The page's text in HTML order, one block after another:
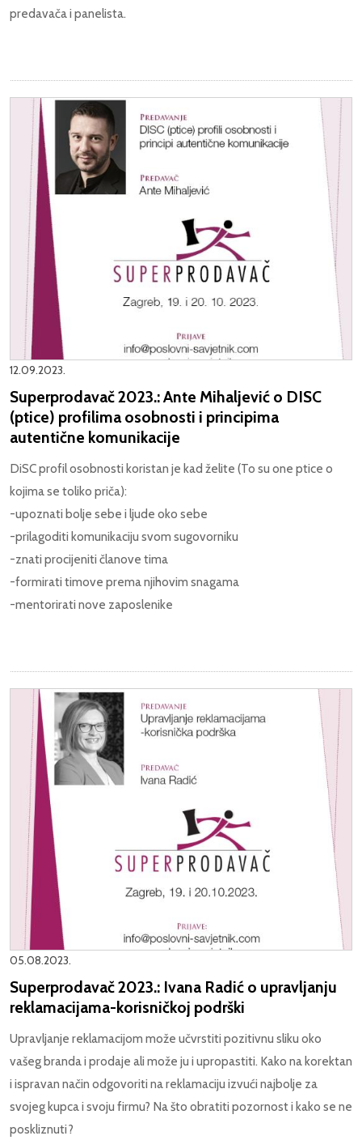
predavača i panelista.
12.09.2023.
Superprodavač 2023.: Ante Mihaljević o DISC
(ptice) profilima osobnosti i principima
autentične komunikacije
DiSC profil osobnosti koristan je kad želite (To su one ptice o
kojima se toliko priča):
-upoznati bolje sebe i ljude oko sebe
-prilagoditi komunikaciju svom sugovorniku
-znati procijeniti članove tima
-formirati timove prema njihovim snagama
-mentorirati nove zaposlenike
05.08.2023.
Superprodavač 2023.: Ivana Radić o upravljanju
reklamacijama-korisničkoj podrški
Upravljanje reklamacijom može učvrstiti pozitivnu sliku oko
vašeg branda i prodaje ali može ju i upropastiti. Kako na korektan
i ispravan način odgovoriti na reklamaciju izvući najbolje za
svojeg kupca i svoju firmu? Na što obratiti pozornost i kako se ne
poskliznuti?